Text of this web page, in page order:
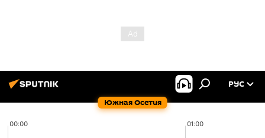
Южная Осетия
РУС
00:00 01:00